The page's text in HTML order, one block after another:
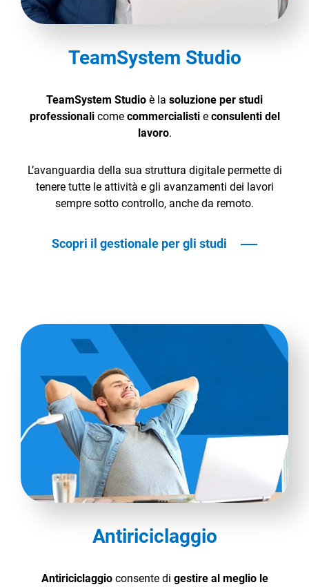
TeamSystem Studio
TeamSystem Studio è la soluzione per studi
professionali come commercialistie consulenti del
lavoro.
L’avanguardia della sua struttura digitale permette di
tenere tutte le attività e gli avanzamenti dei lavori
sempre sotto controllo, anche da remoto.
Scopri il gestionale per gli studi
Antiriciclaggio
Antiriciclaggioconsente di gestire al meglio le